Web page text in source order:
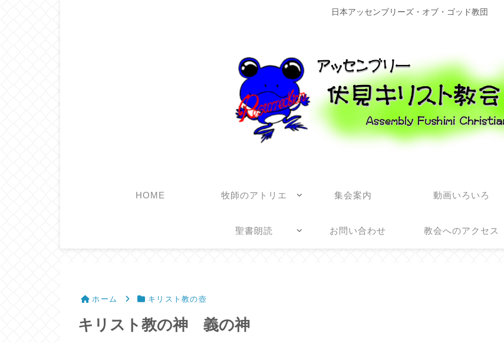
日本アッセンブリーズ・オブ・ゴッド教団
HOME 牧師のアトリエ 集会案内 動画いろいろ
聖書朗読 お問い合わせ 教会へのアクセス
ホーム キリスト教の壺
キリスト教の神 義の神